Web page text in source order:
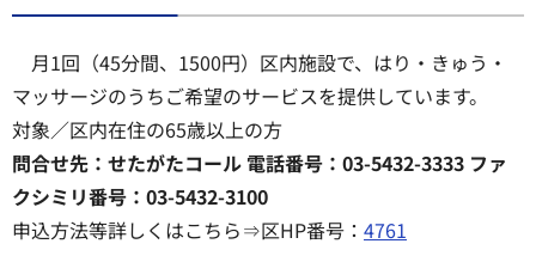
月1回（45分間、1500円）区内施設で、はり・きゅう・
マッサージのうちご希望のサービスを提供しています。
対象／区内在住の65歳以上の方
問合せ先：せたがたコール 電話番号：03-5432-3333 ファ
クシミリ番号：03-5432-3100
申込方法等詳しくはこちら⇒区HP番号： 4761